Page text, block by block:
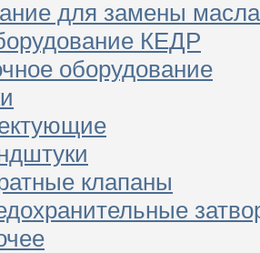
для замены масла
КЕДР
оборудование
клапаны